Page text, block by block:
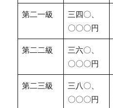
第二一級
三四〇、
〇〇〇円
第二二級
三六〇、
〇〇〇円
第二三級
三八〇、
〇〇〇円